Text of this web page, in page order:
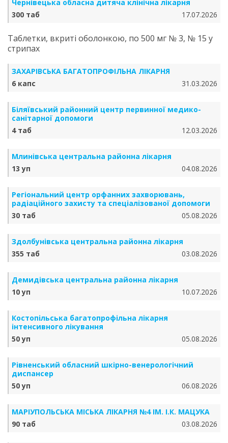
Чернівецька обласна дитяча клінічна лікарня
300 таб
17.07.2026
Таблетки, вкриті оболонкою, по 500 мг № 3, № 15 у
стрипах
ЗАХАРІВСЬКА БАГАТОПРОФІЛЬНА ЛІКАРНЯ
6 капс
31.03.2026
Біляївський районний центр первинної медико-
санітарної допомоги
4 таб
12.03.2026
Млинівська центральна районна лікарня
13 уп
04.08.2026
Регіональний центр орфанних захворювань,
радіаційного захисту та спеціалізованої допомоги
30 таб
05.08.2026
Здолбунівська центральна районна лікарня
355 таб
03.08.2026
Демидівська центральна районна лікарня
10 уп
10.07.2026
Костопільська багатопрофільна лікарня
інтенсивного лікування
50 уп
05.08.2026
Рівненський обласний шкірно-венерологічний
диспансер
50 уп
06.08.2026
МАРІУПОЛЬСЬКА МІСЬКА ЛІКАРНЯ №4 ІМ. І.К. МАЦУКА
90 таб
03.08.2026